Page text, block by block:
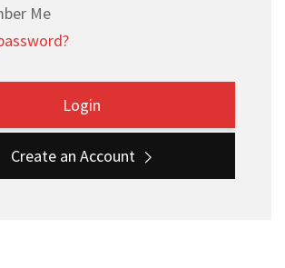
Me
Create an Account